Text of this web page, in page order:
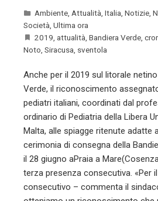
Ambiente Attualità Italia Notizie
Società Ultima ora
2019 attualità Bandiera Verde
Noto Siracusa sventola
Anche per il 2019 sul litorale
Verde, il riconoscimento
pediatri italiani, coordinati dal
ordinario di Pediatria della Libera
Malta, alle spiagge ritenute adatte
cerimonia di consegna della
il 28 giugno aPraia a
terza presenza consecutiva. «Per
consecutivo – commenta il